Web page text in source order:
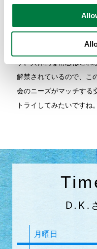
物性を出してみるという
て使用する材料も変わっ
着剤とは異なる新しい
た、私個人の目標は、
す。具体的な構想はこれ
解禁されているので、こ
会のニーズがマッチする
トライしてみたいですね。
D.K.
月曜日